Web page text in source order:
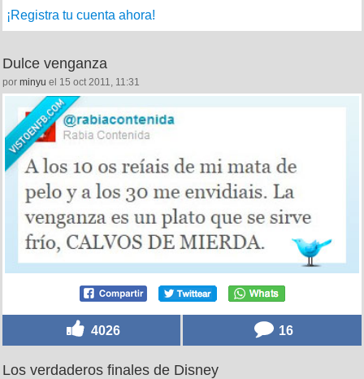
¡Registra tu cuenta ahora!
Dulce venganza
por minyu el 15 oct 2011, 11:31
4026 16
Los verdaderos finales de Disney